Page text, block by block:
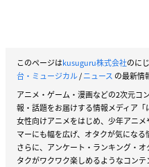
このページはkusuguru株式会社のに
台・ミュージカル/ニュース の最新情
アニメ・ゲーム・漫画などの2次元コ
報・話題をお届けする情報メディア「
女性向けアニメをはじめ、少年アニ
マーにも幅を広げ、オタクが気になる
さらに、アンケート・ランキング・
タクがワクワク楽しめるようなコンテ